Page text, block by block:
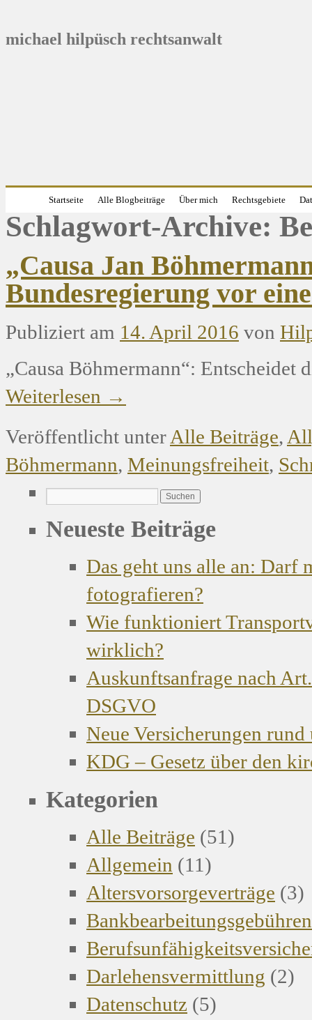
michael hilpüsch rechtsanwalt
Startseite Alle Blogbeiträge Über mich Rechtsgebiete
Schlagwort-Archive:
„Causa Jan
Bundesregierung vor
Publiziert am 14. April 2016 von
„Causa Böhmermann“: Entscheidet
Weiterlesen →
Veröffentlicht unter Alle Beiträge,
Böhmermann, Meinungsfreiheit,
Neueste Beiträge
Das geht uns alle an: Darf
fotografieren?
Wie funktioniert
wirklich?
Auskunftsanfrage nach
DSGVO
Neue Versicherungen
KDG – Gesetz über den
Kategorien
Alle Beiträge (51)
Allgemein (11)
Altersvorsorgeverträge (3)
Bankbearbeitungsgebühren
Darlehensvermittlung (2)
Datenschutz (5)